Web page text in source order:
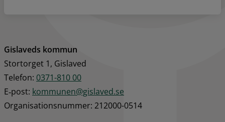
Gislaveds kommun
Stortorget 1, Gislaved
Telefon: 0371-810 00
E‑post: kommunen@gislaved.se
Organisationsnummer: 212000-0514